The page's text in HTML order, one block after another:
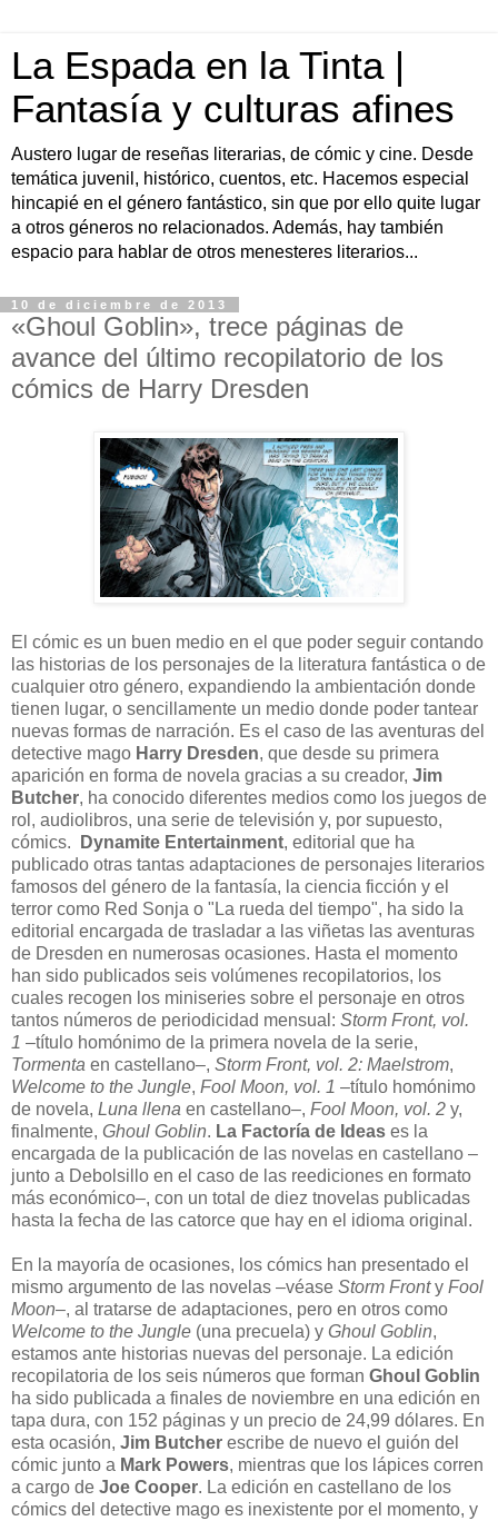
La Espada en la Tinta |
Fantasía y culturas afines
Austero lugar de reseñas literarias, de cómic y cine. Desde
temática juvenil, histórico, cuentos, etc. Hacemos especial
hincapié en el género fantástico, sin que por ello quite lugar
a otros géneros no relacionados. Además, hay también
espacio para hablar de otros menesteres literarios...
10 de diciembre de 2013
«Ghoul Goblin», trece páginas de
avance del último recopilatorio de los
cómics de Harry Dresden
El cómic es un buen medio en el que poder seguir contando
las historias de los personajes de la literatura fantástica o de
cualquier otro género, expandiendo la ambientación donde
tienen lugar, o sencillamente un medio donde poder tantear
nuevas formas de narración. Es el caso de las aventuras del
detective mago Harry Dresden, que desde su primera
aparición en forma de novela gracias a su creador, Jim
Butcher, ha conocido diferentes medios como los juegos de
rol, audiolibros, una serie de televisión y, por supuesto,
cómics.
Dynamite Entertainment, editorial que ha
publicado otras tantas adaptaciones de personajes literarios
famosos del género de la fantasía, la ciencia ficción y el
terror como Red Sonja o "La rueda del tiempo", ha sido la
editorial encargada de trasladar a las viñetas las aventuras
de Dresden en numerosas ocasiones. Hasta el momento
han sido publicados seis volúmenes recopilatorios, los
cuales recogen los miniseries sobre el personaje en otros
tantos números de periodicidad mensual: Storm Front, vol.
1 –título homónimo de la primera novela de la serie,
Tormenta en castellano–, Storm Front, vol. 2: Maelstrom,
Welcome to the Jungle, Fool Moon, vol. 1 –título homónimo
de novela, Luna llena en castellano–, Fool Moon, vol. 2 y,
finalmente, Ghoul Goblin. La Factoría de Ideas es la
encargada de la publicación de las novelas en castellano –
junto a Debolsillo en el caso de las reediciones en formato
más económico–, con un total de diez tnovelas publicadas
hasta la fecha de las catorce que hay en el idioma original.
En la mayoría de ocasiones, los cómics han presentado el
mismo argumento de las novelas –véase Storm Fronty Fool
Moon–, al tratarse de adaptaciones, pero en otros como
Welcome to the Jungle (una precuela) y Ghoul Goblin,
estamos ante historias nuevas del personaje. La edición
recopilatoria de los seis números que forman Ghoul Goblin
ha sido publicada a finales de noviembre en una edición en
tapa dura, con 152 páginas y un precio de 24,99 dólares. En
esta ocasión, Jim Butcher escribe de nuevo el guión del
cómic junto a Mark Powers, mientras que los lápices corren
a cargo de Joe Cooper. La edición en castellano de los
cómics del detective mago es inexistente por el momento, y